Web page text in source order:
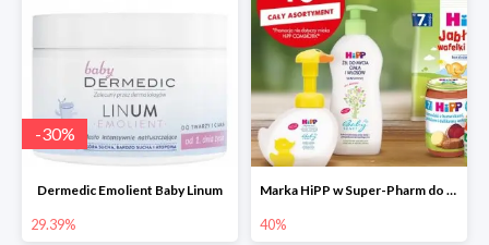
-30%
Dermedic Emolient Baby Linum
29.39%
Marka HiPP w Super-Pharm do -40%
40%